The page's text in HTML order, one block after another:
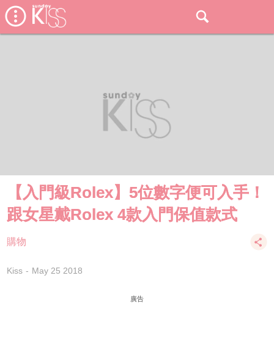
【入門級Rolex】5位數字便可入手！
跟女星戴Rolex 4款入門保值款式
購物
Kiss May 25 2018
廣告